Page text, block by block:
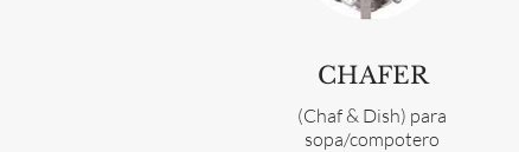
CHAFER
(Chaf & Dish) para
sopa/compotero